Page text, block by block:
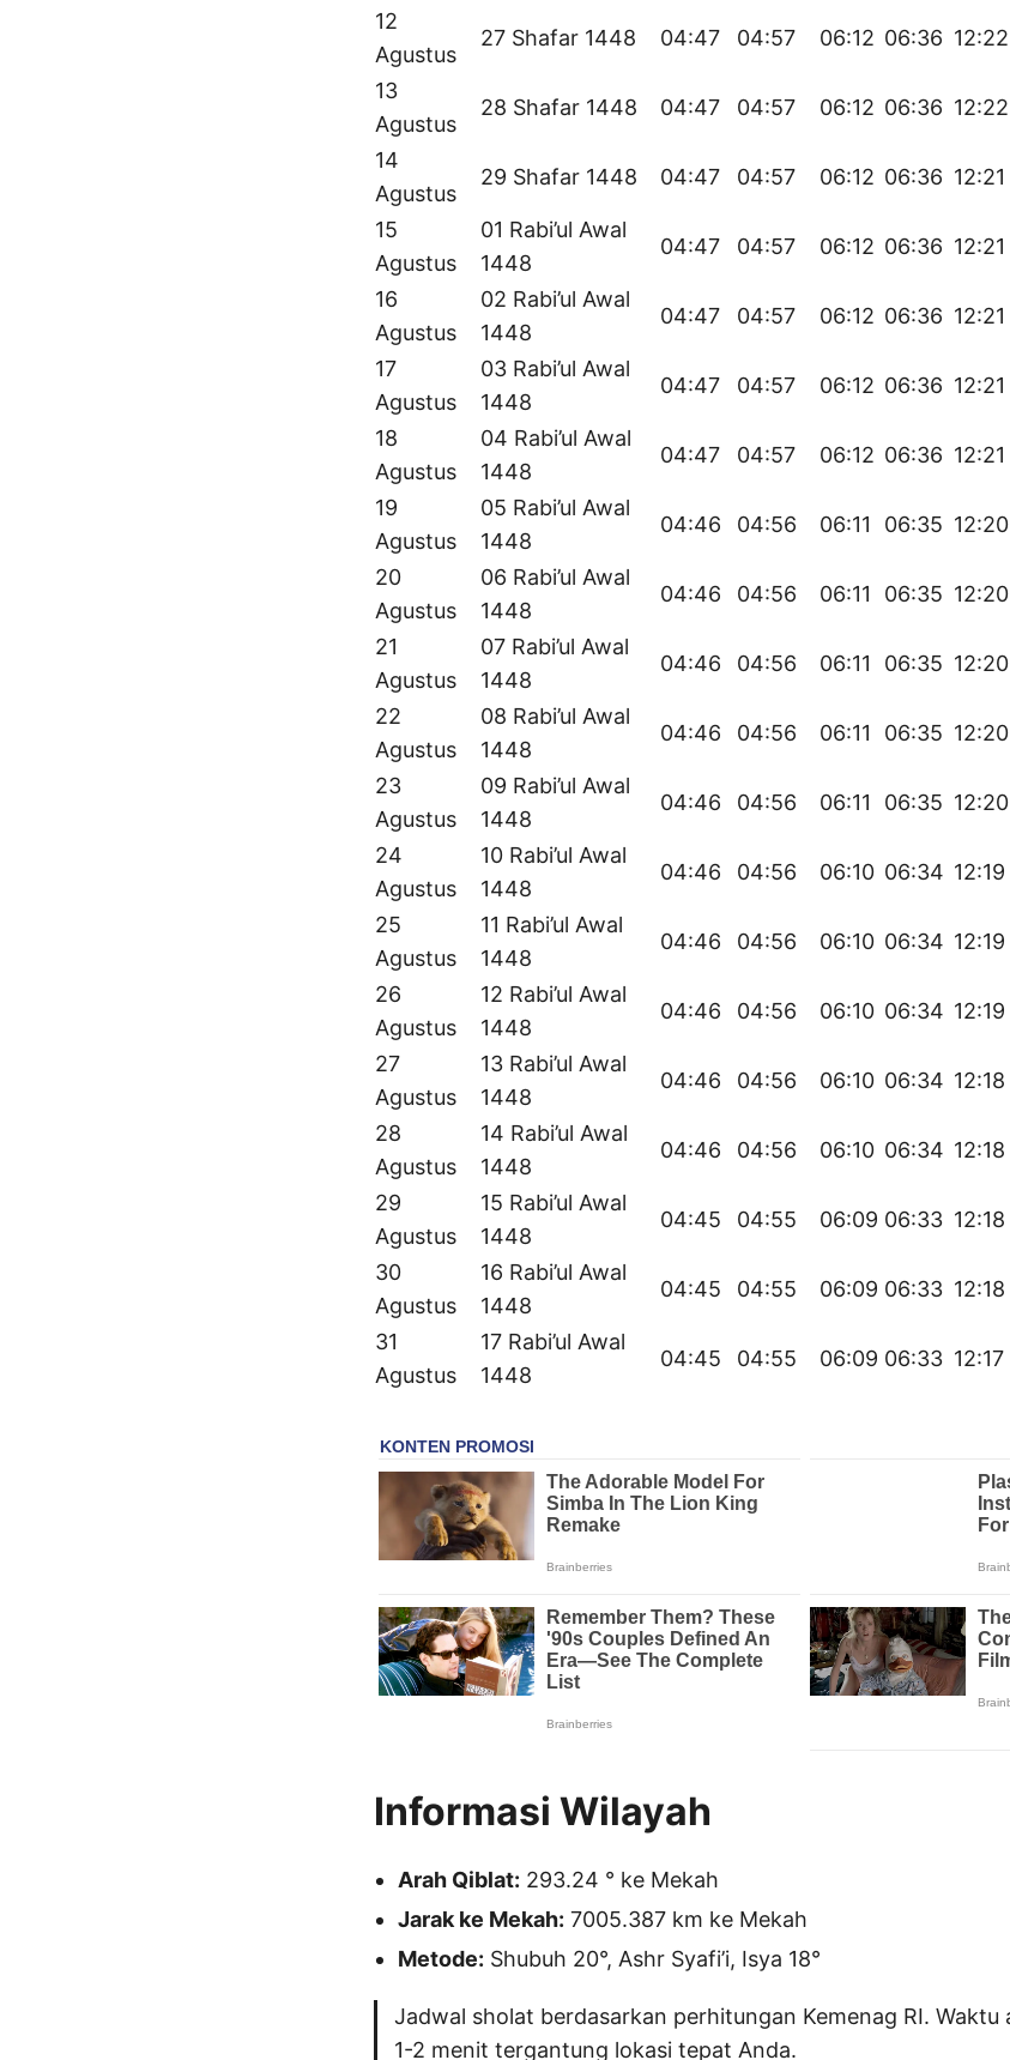
12
Agustus
27 Shafar 1448 04:47 04:57 06:12 06:36 12:22
13
Agustus
28 Shafar 1448 04:47 04:57 06:12 06:36 12:22
14
Agustus
29 Shafar 1448 04:47 04:57 06:12 06:36 12:21
15
Agustus
01 Rabi’ul Awal
1448
04:47 04:57 06:12 06:36 12:21
16
Agustus
02 Rabi’ul Awal
1448
04:47 04:57 06:12 06:36 12:21
17
Agustus
03 Rabi’ul Awal
1448
04:47 04:57 06:12 06:36 12:21
18
Agustus
04 Rabi’ul Awal
1448
04:47 04:57 06:12 06:36 12:21
19
Agustus
05 Rabi’ul Awal
1448
04:46 04:56 06:11 06:35 12:20
20
Agustus
06 Rabi’ul Awal
1448
04:46 04:56 06:11 06:35 12:20
21
Agustus
07 Rabi’ul Awal
1448
04:46 04:56 06:11 06:35 12:20
22
Agustus
08 Rabi’ul Awal
1448
04:46 04:56 06:11 06:35 12:20
23
Agustus
09 Rabi’ul Awal
1448
04:46 04:56 06:11 06:35 12:20
24
Agustus
10 Rabi’ul Awal
1448
04:46 04:56 06:10 06:34 12:19
25
Agustus
11 Rabi’ul Awal
1448
04:46 04:56 06:10 06:34 12:19
26
Agustus
12 Rabi’ul Awal
1448
04:46 04:56 06:10 06:34 12:19
27
Agustus
13 Rabi’ul Awal
1448
04:46 04:56 06:10 06:34 12:18
28
Agustus
14 Rabi’ul Awal
1448
04:46 04:56 06:10 06:34 12:18
29
Agustus
15 Rabi’ul Awal
1448
04:45 04:55 06:09 06:33 12:18
30
Agustus
16 Rabi’ul Awal
1448
04:45 04:55 06:09 06:33 12:18
31
Agustus
17 Rabi’ul Awal
1448
04:45 04:55 06:09 06:33 12:17
Informasi Wilayah
Arah Qiblat: 293.24 ° ke Mekah
Jarak ke Mekah: 7005.387 km ke Mekah
Metode: Shubuh 20°, Ashr Syafi’i, Isya 18°
Jadwal sholat berdasarkan perhitungan Kemenag RI. Waktu
1-2 menit tergantung lokasi tepat Anda.